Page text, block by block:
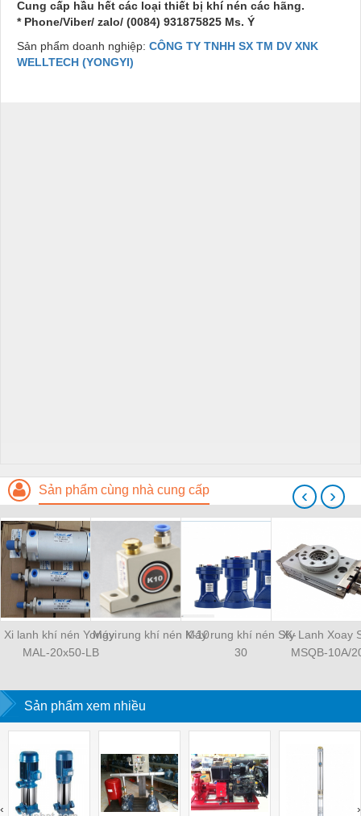
Cung cấp hầu hết các loại thiết bị khí nén các hãng.
* Phone/Viber/ zalo/ (0084) 931875825 Ms. Ý
Sản phẩm doanh nghiệp: CÔNG TY TNHH SX TM DV XNK
WELLTECH (YONGYI)
Sản phẩm cùng nhà cung cấp
Xi lanh khí nén Yongyi
MAL-20x50-LB
Máy rung khí nén K-10Máy rung khí nén SK-
30
Xy Lanh Xoay
MSQB-10A/
‹ ›
Sản phẩm xem nhiều
‹ ›